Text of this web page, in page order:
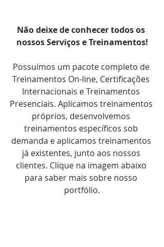
Não deixe de conhecer todos os
nossos Serviços e Treinamentos!
Possuímos um pacote completo de
Treinamentos On-line, Certificações
Internacionais e Treinamentos
Presenciais. Aplicamos treinamentos
próprios, desenvolvemos
treinamentos específicos sob
demanda e aplicamos treinamentos
já existentes, junto aos nossos
clientes. Clique na imagem abaixo
para saber mais sobre nosso
portfólio.